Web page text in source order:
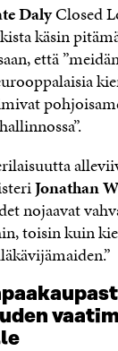
DalyClosed
käsin
että
Jonathan
nojaavat
toisin kuin